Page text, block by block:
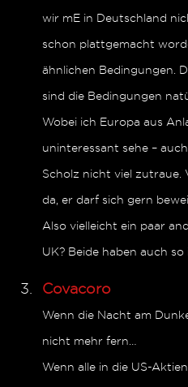
wir mE in Deutschland
schon plattgemacht
ähnlichen Bedingungen.
sind die Bedingungen
Wobei ich Europa aus
uninteressant sehe –
Scholz nicht viel zutraue.
da, er darf sich gern
Also vielleicht ein paar
UK? Beide haben auch
Covacoro
Wenn die Nacht am
nicht mehr fern…
Wenn alle in die US-